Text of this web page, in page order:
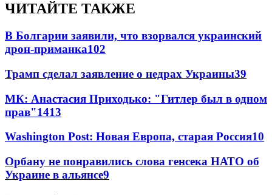
ЧИТАЙТЕ ТАКЖЕ
В Болгарии заявили, что взорвался украинский
дрон-приманка102
Трамп сделал заявление о недрах Украины39
МК: Анастасия Приходько: "Гитлер был в одном
прав"1413
Washington Post: Новая Европа, старая Россия10
Орбану не понравились слова генсека НАТО об
Украине в альянсе9